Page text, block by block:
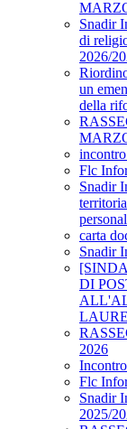
Snadir
di
2026/
un
della
Flc
Snadir
carta
Snadir
DI
2026
Flc
Snadir
2025/